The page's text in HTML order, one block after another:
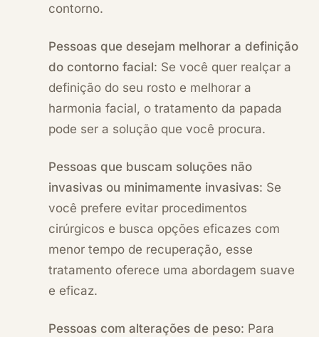
contorno.
Pessoas que desejam melhorar a definição
do contorno facial: Se você quer realçar a
definição do seu rosto e melhorar a
harmonia facial, o tratamento da papada
pode ser a solução que você procura.
Pessoas que buscam soluções não
invasivas ou minimamente invasivas: Se
você prefere evitar procedimentos
cirúrgicos e busca opções eficazes com
menor tempo de recuperação, esse
tratamento oferece uma abordagem suave
e eficaz.
Pessoas com alterações de peso: Para